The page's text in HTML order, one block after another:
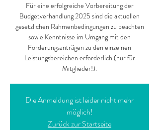
Für eine erfolgreiche Vorbereitung der
Budgetverhandlung 2025 sind die aktuellen
gesetzlichen Rahmenbedingungen zu beachten
sowie Kenntnisse im Umgang mit den
Forderungsanträgen zu den einzelnen
Leistungsbereichen erforderlich (nur für
Mitglieder!).
Die Anmeldung ist leider nicht mehr
möglich!
Zurück zur Startseite